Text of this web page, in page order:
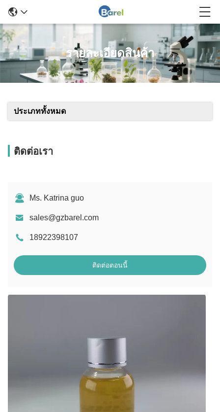
รายละเอียดสินค้า
ประเภททั้งหมด
ติดต่อเรา
Ms. Katrina guo
sales@gzbarel.com
18922398107
ติดต่อตอนนี้